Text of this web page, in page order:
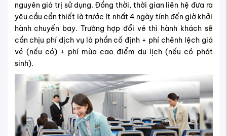
nguyên giá trị sử dụng. Đồng thời, thời gian liên hệ đưa ra
yêu cầu cần thiết là trước ít nhất 4 ngày tính đến giờ khởi
hành chuyến bay. Trường hợp đổi vé thì hành khách sẽ
cần chịu phí dịch vụ là phần cố định + phí chênh lệch giá
vé (nếu có) + phí mùa cao điểm du lịch (nếu có phát
sinh).